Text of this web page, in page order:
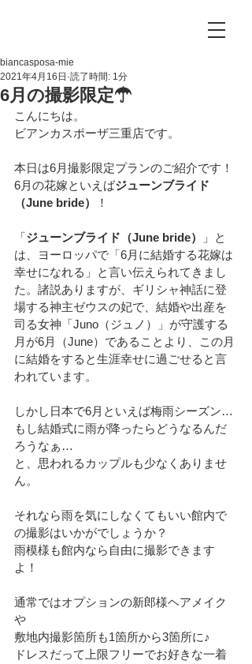
6月の撮影限定☂
biancasposa-mie
2021年4月16日 読了時間: 1分
こんにちは。
ビアンカスポーザ三重店です。
本日は6月撮影限定プランのご紹介です！
6月の花嫁といえばジューンブライド
（June bride）
！
「ジューンブライド（June bride）
」と
は、ヨーロッパで「6月に結婚する花嫁は
幸せになれる」と言い伝えられてきまし
た。諸説ありますが、ギリシャ神話に登
場する神主ゼウスの妃で、結婚や出産を
司る女神「Juno（ジュノ）」が守護する
月が6月（June）であることより、この月
に結婚をすると生涯幸せに過ごせると言
われています。
しかし日本で6月といえば梅雨シーズン…
もし結婚式に雨が降ったらどうなるんだ
ろうなぁ…
と、思われるカップルも少なくありませ
ん。
それなら雨を気にしなくてもいい館内で
の撮影はいかがでしょうか？
雨模様も館内なら自由に撮影できます
よ！
通常ではオプションの新郎様ヘアメイク
や
敷地内撮影箇所も1箇所から3箇所に♪
ドレスだって上限フリーでお好きな一着